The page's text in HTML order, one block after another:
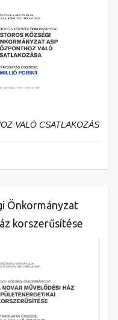
VALÓ CSATLAKOZÁS
Önkormányzat
korszerűsítése